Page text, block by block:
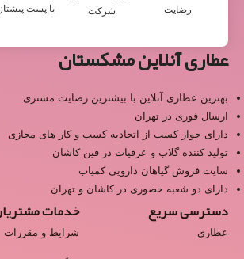
رضایت
شرکت
با پست پیشتاز
عطاری آنلاین مشکستان
بهترین عطاری آنلاین با بیشترین رضایت مشتری
ارسال فوری در تهران
دارای جواز کسب از اتحادیه کسب و کار های مجازی
تولید کننده گلاب و عرقیات در فین کاشان
سایت فروش گیاهان دارویی کمیاب
دارای دو شعبه حضوری در کاشان و تهران
دسترسی سریع
عطاری
خدمات
شرایط و مقررات